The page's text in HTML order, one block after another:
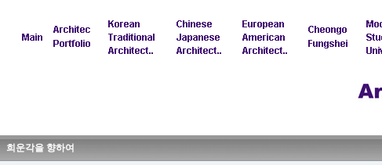
희운각을 향하여